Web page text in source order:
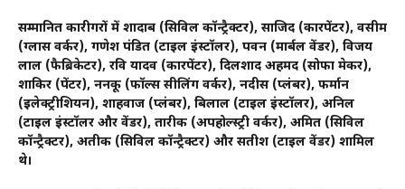
सम्मानित कारीगरों में शादाब (सिविल कॉन्ट्रैक्टर), साजिद (कारपेंटर), वसीम
(ग्लास वर्कर), गणेश पंडित (टाइल इंस्टॉलर), पवन (मार्बल वेंडर), विजय
लाल (फैब्रिकेटर), रवि यादव (कारपेंटर), दिलशाद अहमद (सोफा मेकर),
शाकिर (पेंटर), ननकू (फॉल्स सीलिंग वर्कर), नदीस (प्लंबर), फर्मान
(इलेक्ट्रीशियन), शाहवाज (प्लंबर), बिलाल (टाइल इंस्टॉलर), अनिल
(टाइल इंस्टॉलर और वेंडर), तारीक (अपहोल्स्ट्री वर्कर), अमित (सिविल
कॉन्ट्रैक्टर), अतीक (सिविल कॉन्ट्रैक्टर) और सतीश (टाइल वेंडर) शामिल
थे।